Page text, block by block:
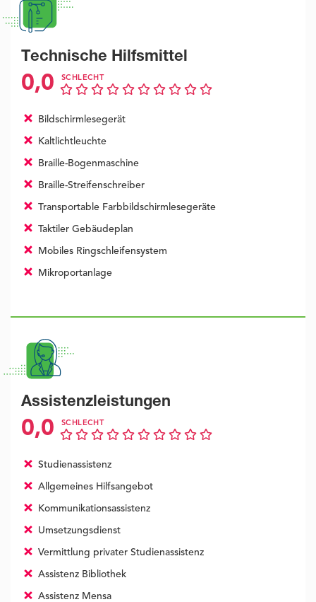
Technische Hilfsmittel
0,0 SCHLECHT
Bildschirmlesegerät
Kaltlichtleuchte
Braille-Bogenmaschine
Braille-Streifenschreiber
Transportable Farbbildschirmlesegeräte
Taktiler Gebäudeplan
Mobiles Ringschleifensystem
Mikroportanlage
Assistenzleistungen
0,0 SCHLECHT
Studienassistenz
Allgemeines Hilfsangebot
Kommunikationsassistenz
Umsetzungsdienst
Vermittlung privater Studienassistenz
Assistenz Bibliothek
Assistenz Mensa